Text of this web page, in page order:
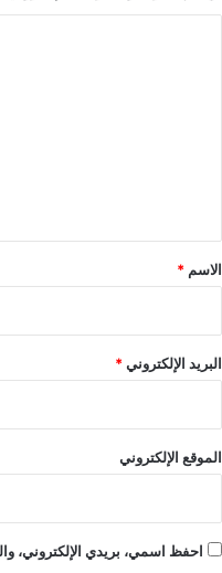
*
الاسم *
البريد الإلكتروني*
الموقع الإلكتروني
احفظ اسمي، بريدي الإلكتروني،